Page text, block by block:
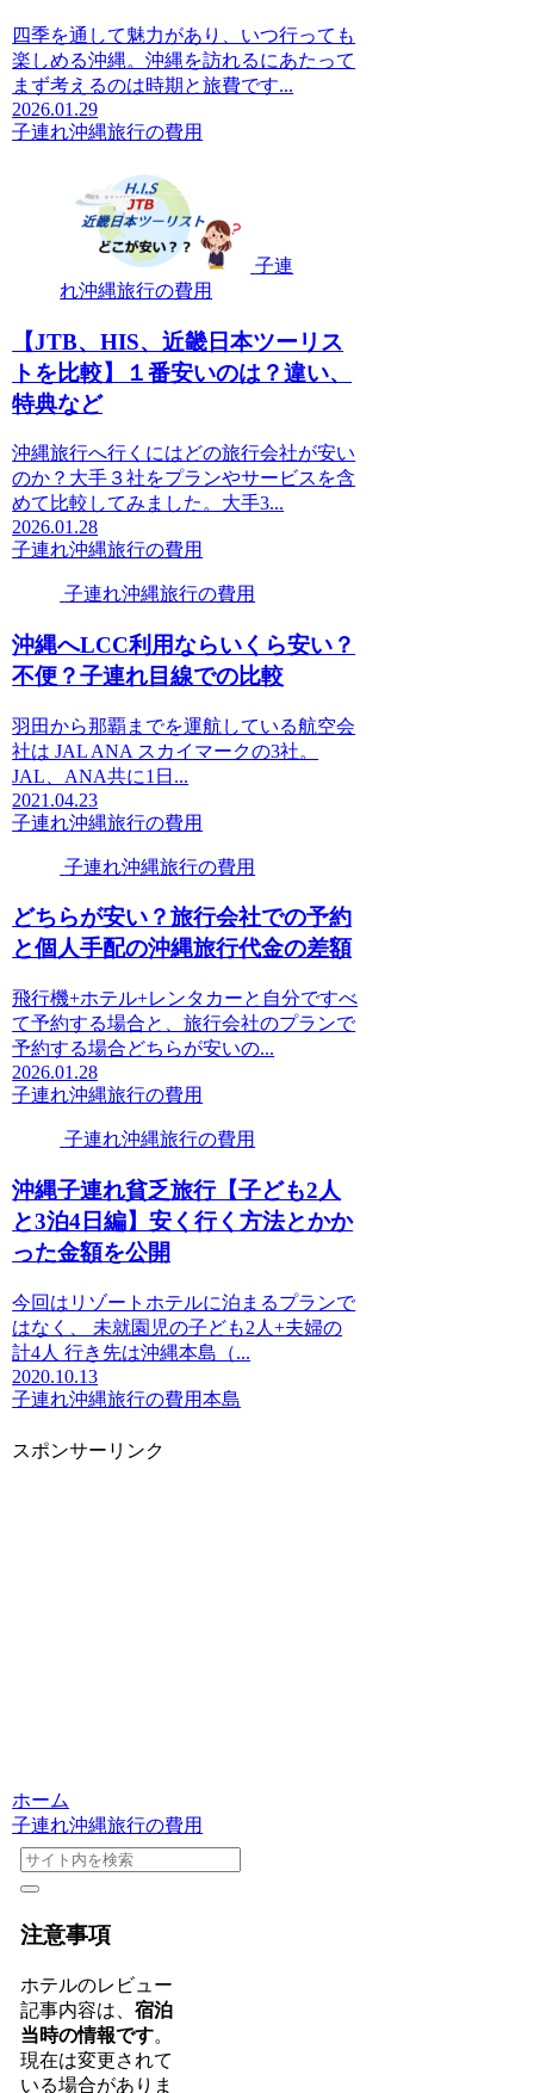
四季を通して魅力があり、いつ行っても
楽しめる沖縄。沖縄を訪れるにあたって
まず考えるのは時期と旅費です...
2026.01.29
子連れ沖縄旅行の費用
子連
れ沖縄旅行の費用
【JTB、HIS、近畿日本ツーリス
トを比較】１番安いのは？違い、
特典など
沖縄旅行へ行くにはどの旅行会社が安い
のか？大手３社をプランやサービスを含
めて比較してみました。大手3...
2026.01.28
子連れ沖縄旅行の費用
子連れ沖縄旅行の費用
沖縄へLCC利用ならいくら安い？
不便？子連れ目線での比較
羽田から那覇までを運航している航空会
社は JAL ANA スカイマークの3社。
JAL、ANA共に1日...
2021.04.23
子連れ沖縄旅行の費用
子連れ沖縄旅行の費用
どちらが安い？旅行会社での予約
と個人手配の沖縄旅行代金の差額
飛行機+ホテル+レンタカーと自分ですべ
て予約する場合と、旅行会社のプランで
予約する場合どちらが安いの...
2026.01.28
子連れ沖縄旅行の費用
子連れ沖縄旅行の費用
沖縄子連れ貧乏旅行【子ども2人
と3泊4日編】安く行く方法とかか
った金額を公開
今回はリゾートホテルに泊まるプランで
はなく、 未就園児の子ども2人+夫婦の
計4人 行き先は沖縄本島（...
2020.10.13
子連れ沖縄旅行の費用本島
スポンサーリンク
ホーム
子連れ沖縄旅行の費用
注意事項
ホテルのレビュー
記事内容は、 宿泊
当時の情報です。
現在は変更されて
いる場合がありま